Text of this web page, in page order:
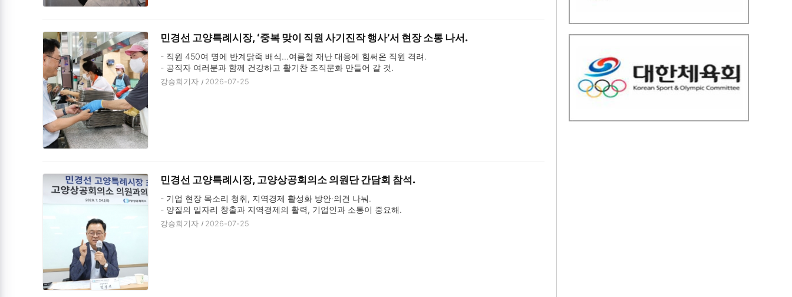
민경선 고양특례시장, ‘중복 맞이 직원 사기진작 행사’서 현장 소통 나서.
- 직원 450여 명에 반계닭죽 배식…여름철 재난 대응에 힘써온 직원 격려.
- 공직자 여러분과 함께 건강하고 활기찬 조직문화 만들어 갈 것.
강승희기자 2026-07-25
민경선 고양특례시장, 고양상공회의소 의원단 간담회 참석.
- 기업 현장 목소리 청취, 지역경제 활성화 방안·의견 나눠.
- 양질의 일자리 창출과 지역경제의 활력, 기업인과 소통이 중요해.
강승희기자 2026-07-25